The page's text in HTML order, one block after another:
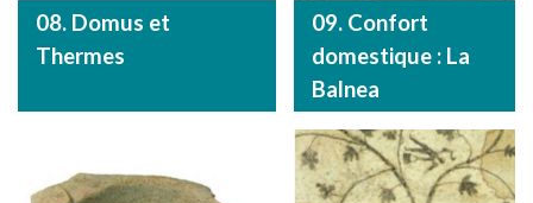
08. Domus et
Thermes
09. Confort
domestique : La
Balnea